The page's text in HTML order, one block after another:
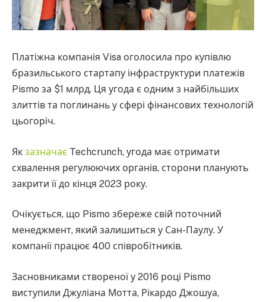
Платіжна компанія Visa оголосила про купівлю
бразильського стартапу інфраструктури платежів
Pismo за $1 млрд. Ця угода є одним з найбільших
злиттів та поглинань у сфері фінансових технологій
цьогоріч.
Як зазначає Techcrunch, угода має отримати
схвалення регулюючих органів, сторони планують
закрити її до кінця 2023 року.
Очікується, що Pismo збереже свій поточний
менеджмент, який залишиться у Сан-Паулу. У
компанії працює 400 співробітників.
Засновниками створеної у 2016 році Pismo
виступили Джуліана Мотта, Рікардо Джошуа,